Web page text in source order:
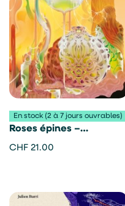
En stock (2 à 7 jours ouvrables)
Roses épines –
Stéphanie Rosianu
CHF 21.00